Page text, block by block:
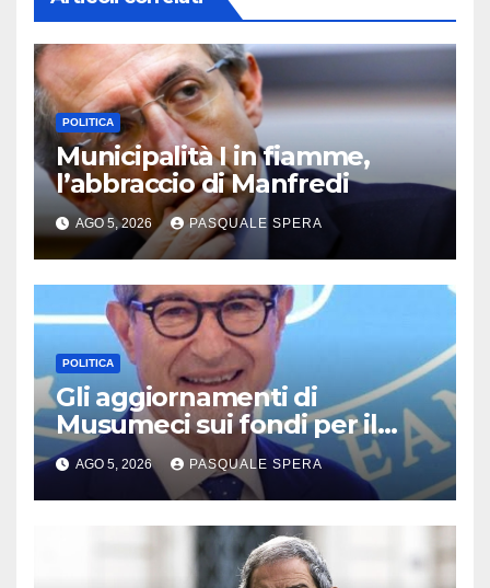
POLITICA
Municipalità I in fiamme,
l’abbraccio di Manfredi
AGO 5, 2026 PASQUALE SPERA
POLITICA
Gli aggiornamenti di
Musumeci sui fondi per il
terremoto
AGO 5, 2026 PASQUALE SPERA